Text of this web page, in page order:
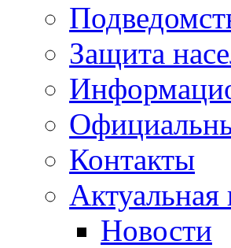
Защита
Контакты
Новости